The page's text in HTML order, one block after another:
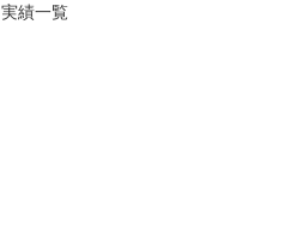
実績一覧